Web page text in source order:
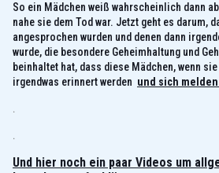
So ein Mädchen weiß wahrscheinlich dann
nahe sie dem Tod war. Jetzt geht es darum,
angesprochen wurden und denen dann
wurde, die besondere Geheimhaltung und
beinhaltet hat, dass diese Mädchen, wenn
irgendwas erinnert werden und sich
.
.
Und hier noch ein paar Videos um